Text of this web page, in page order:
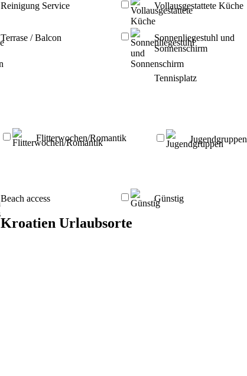
Reinigung Service Vollausgestattete Küche
Terrase / Balcon
Sonnenliegestuhl und
Sonnenschirm
Tennisplatz
Flitterwochen/Romantik Jugendgruppen
Beach access Günstig
Kroatien Urlaubsorte